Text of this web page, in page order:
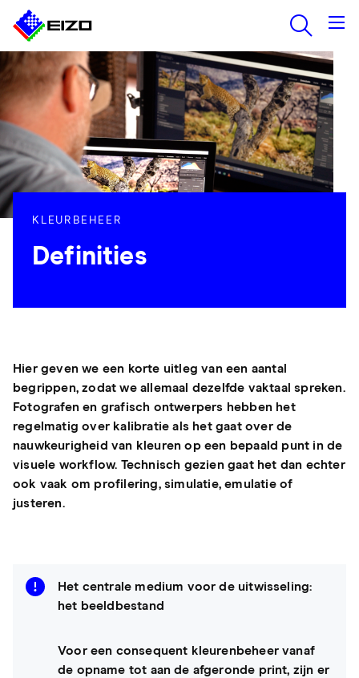
KLEURBEHEER
Definities
Hier geven we een korte uitleg van een aantal
begrippen, zodat we allemaal dezelfde vaktaal spreken.
Fotografen en grafisch ontwerpers hebben het
regelmatig over kalibratie als het gaat over de
nauwkeurigheid van kleuren op een bepaald punt in de
visuele workflow. Technisch gezien gaat het dan echter
ook vaak om profilering, simulatie, emulatie of
justeren.
Het centrale medium voor de uitwisseling:
het beeldbestand
Voor een consequent kleurenbeheer vanaf
de opname tot aan de afgeronde print, zijn er